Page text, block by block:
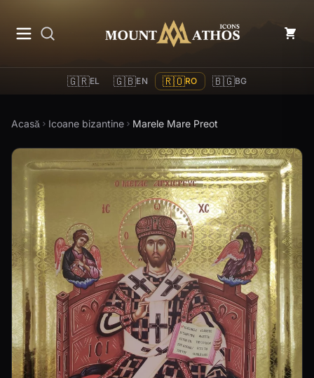
Mount Athos Icons
🇬🇷EL 🇬🇧EN 🇷🇴RO 🇧🇬BG
Acasă Icoane bizantine Marele Mare Preot